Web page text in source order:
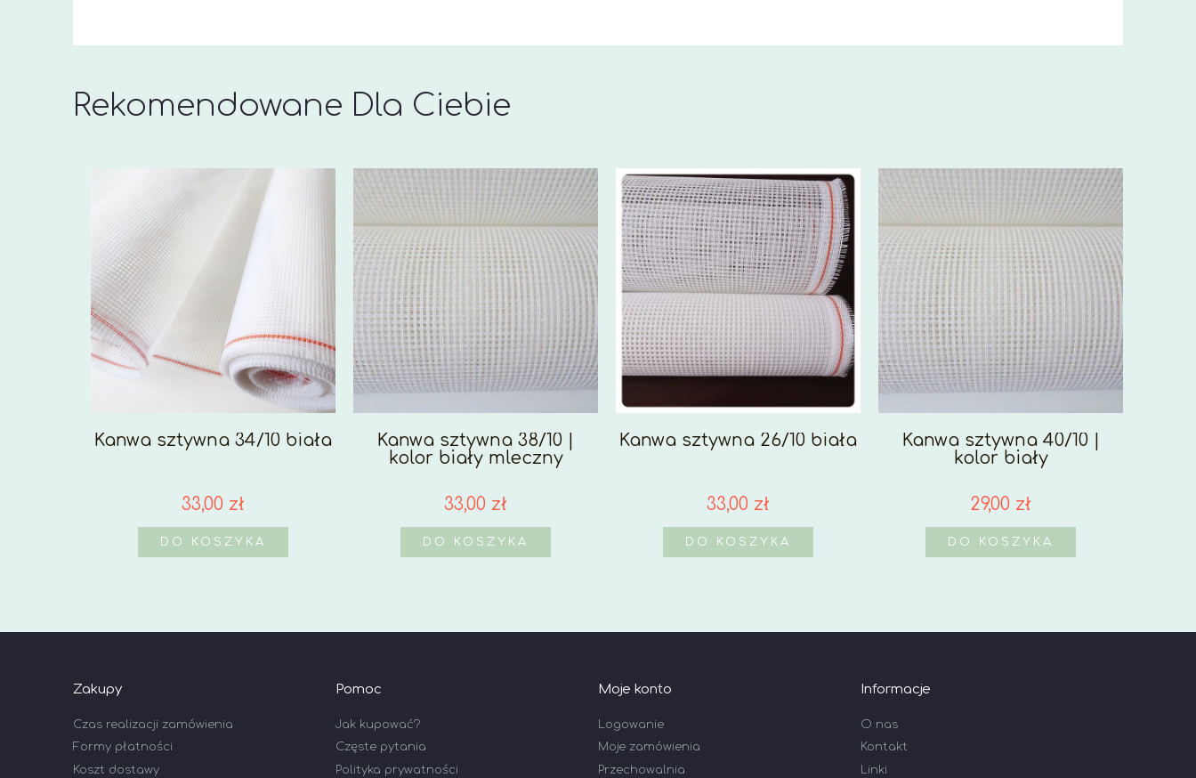
Rekomendowane Dla Ciebie
Kanwa sztywna 34/10 biała
33,00 zł
DO KOSZYKA
Kanwa sztywna 38/10 |
kolor biały mleczny
33,00 zł
DO KOSZYKA
Kanwa sztywna 26/10 biała
33,00 zł
DO KOSZYKA
Kanwa sztywna 40/10 |
kolor biały
29,00 zł
DO KOSZYKA
Zakupy
Czas realizacji zamówienia
Formy płatności
Koszt dostawy
Pomoc
Jak kupować?
Częste pytania
Polityka prywatności
Moje konto
Logowanie
Moje zamówienia
Przechowalnia
Informacje
O nas
Kontakt
Linki